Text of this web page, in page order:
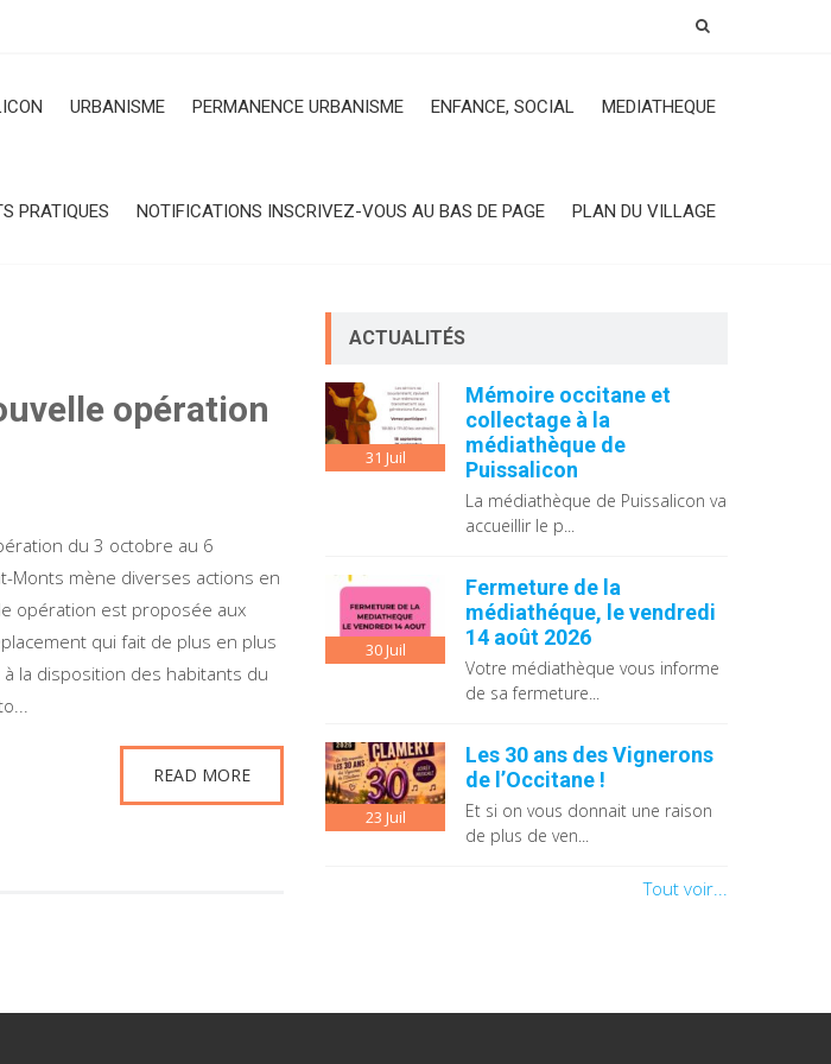
URBANISME PERMANENCE URBANISME ENFANCE, SOCIAL MEDIATHEQUE
PRATIQUES NOTIFICATIONS INSCRIVEZ-VOUS AU BAS DE PAGE PLAN DU VILLAGE
opération
du 3 octobre au 6
Monts mène diverses actions en
opération est proposée aux
qui fait de plus en plus
la disposition des habitants du
READ MORE
ACTUALITÉS
31 Juil
Mémoire occitane et
collectage à la
médiathèque de
Puissalicon
La médiathèque de Puissalicon va
accueillir le p...
30Juil
Fermeture de la
médiathéque, le vendredi
14 août 2026
Votre médiathèque vous informe
de sa fermeture...
23 Juil
Les 30 ans des Vignerons
de l’Occitane !
Et si on vous donnait une raison
de plus de ven...
Tout voir...